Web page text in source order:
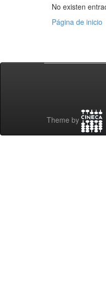
No existen
Página de inicio
Theme by